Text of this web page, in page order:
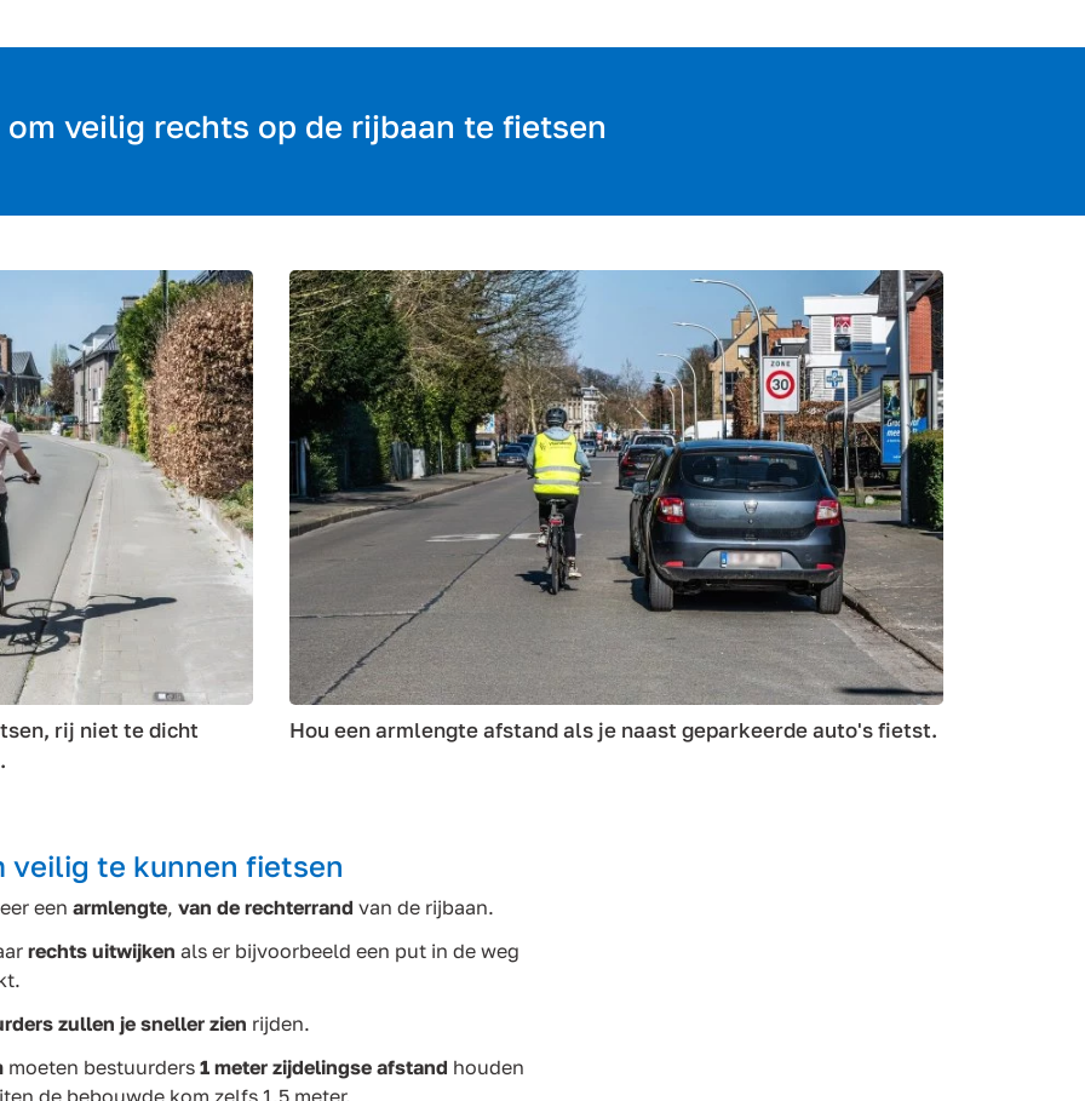
om veilig rechts op de rijbaan te fietsen
rij niet te dicht
Hou een armlengte afstand als je naast geparkeerde auto's fietst.
veilig te kunnen fietsen
een armlengte, van de rechterrand van de rijbaan.
rechts uitwijken als er bijvoorbeeld een put in de weg
zullen je sneller zien rijden.
moeten bestuurders 1 meter zijdelingse afstand houden
de bebouwde kom zelfs 1,5 meter.